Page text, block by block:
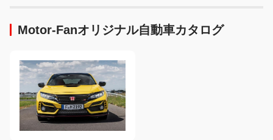
Motor-Fanオリジナル自動車カタログ